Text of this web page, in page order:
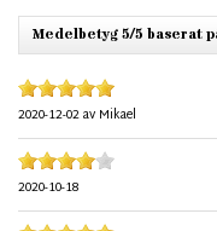
Medelbetyg 5/5 baserat
2020-12-02av Mikael
2020-10-18